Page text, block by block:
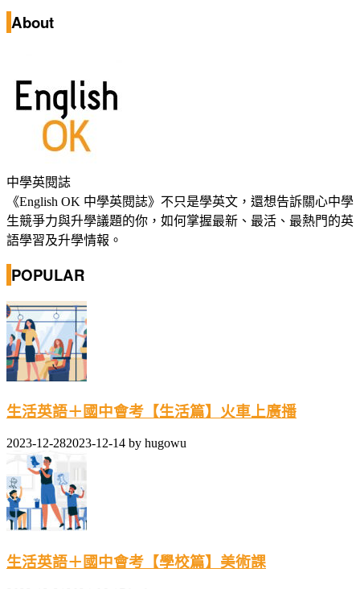
About
中學英閱誌
《English OK 中學英閱誌》不只是學英文，還想告訴關心中學
生競爭力與升學議題的你，如何掌握最新、最活、最熱門的英
語學習及升學情報。
POPULAR
生活英語＋國中會考【生活篇】火車上廣播
2023-12-282023-12-14 by hugowu
生活英語＋國中會考【學校篇】美術課